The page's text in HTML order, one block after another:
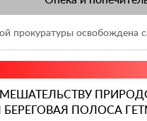
прокуратуры освобождена
БЕРЕГОВАЯ ПОЛОСА